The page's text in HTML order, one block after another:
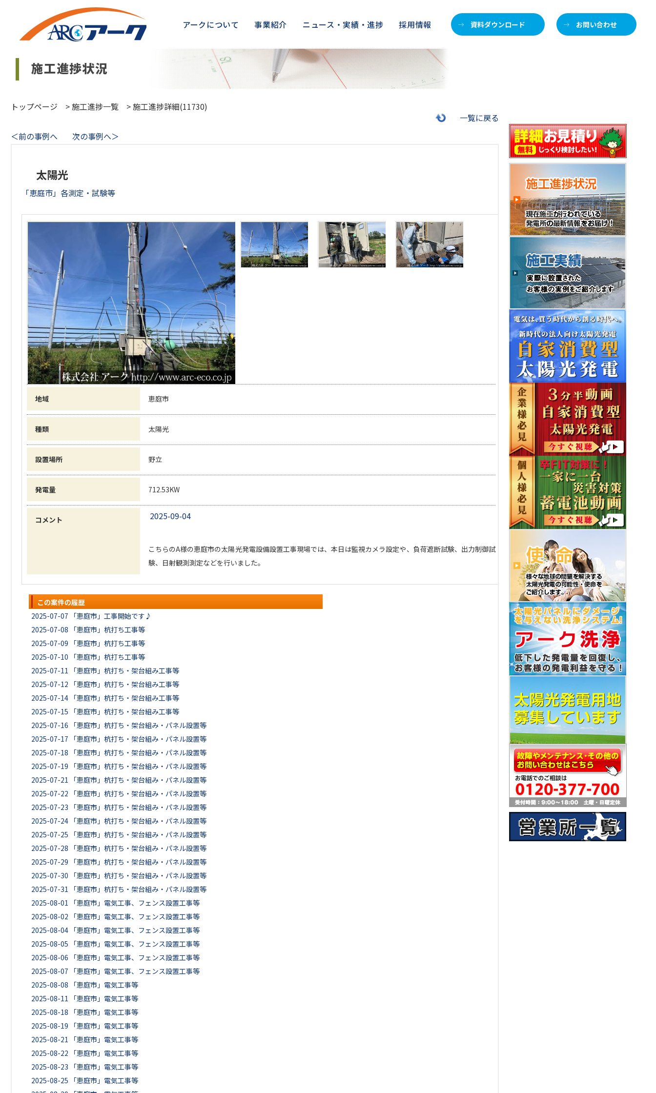
アークについて 事業紹介 ニュース・実績・進捗 採用情報 資料ダウンロード お問い合わせ
トップページ >施工進捗一覧 >施工進捗詳細(11730)
一覧に戻る
＜前の事例へ
次の事例へ＞
太陽光
「恵庭市」各測定・試験等
地域 恵庭市
種類 太陽光
設置場所 野立
発電量 712.53KW
コメント 2025-09-04
こちらのA様の恵庭市の太陽光発電設備設置工事現場では、本日は監視カメラ設定や、負荷遮断試験、出力制御試
験、日射観測測定などを行いました。
この案件の履歴
2025-07-07
「恵庭市」工事開始です♪
2025-07-08
「恵庭市」杭打ち工事等
2025-07-09
「恵庭市」杭打ち工事等
2025-07-10
「恵庭市」杭打ち工事等
2025-07-11
「恵庭市」杭打ち・架台組み工事等
2025-07-12
「恵庭市」杭打ち・架台組み工事等
2025-07-14 「恵庭市」杭打ち・架台組み工事等
2025-07-15
「恵庭市」杭打ち・架台組み工事等
2025-07-16
「恵庭市」杭打ち・架台組み・パネル設置等
2025-07-17
「恵庭市」杭打ち・架台組み・パネル設置等
2025-07-18
「恵庭市」杭打ち・架台組み・パネル設置等
2025-07-19
「恵庭市」杭打ち・架台組み・パネル設置等
2025-07-21
「恵庭市」杭打ち・架台組み・パネル設置等
2025-07-22
「恵庭市」杭打ち・架台組み・パネル設置等
2025-07-23
「恵庭市」杭打ち・架台組み・パネル設置等
2025-07-24 「恵庭市」杭打ち・架台組み・パネル設置等
2025-07-25
「恵庭市」杭打ち・架台組み・パネル設置等
2025-07-28
「恵庭市」杭打ち・架台組み・パネル設置等
2025-07-29
「恵庭市」杭打ち・架台組み・パネル設置等
2025-07-30
「恵庭市」杭打ち・架台組み・パネル設置等
2025-07-31
「恵庭市」杭打ち・架台組み・パネル設置等
2025-08-01
「恵庭市」電気工事、フェンス設置工事等
2025-08-02
「恵庭市」電気工事、フェンス設置工事等
2025-08-04 「恵庭市」電気工事、フェンス設置工事等
2025-08-05
「恵庭市」電気工事、フェンス設置工事等
2025-08-06
「恵庭市」電気工事、フェンス設置工事等
2025-08-07
「恵庭市」電気工事、フェンス設置工事等
2025-08-08
「恵庭市」電気工事等
2025-08-11
「恵庭市」電気工事等
2025-08-18
「恵庭市」電気工事等
2025-08-19
「恵庭市」電気工事等
2025-08-21
「恵庭市」電気工事等
2025-08-22
「恵庭市」電気工事等
2025-08-23
「恵庭市」電気工事等
2025-08-25
「恵庭市」電気工事等